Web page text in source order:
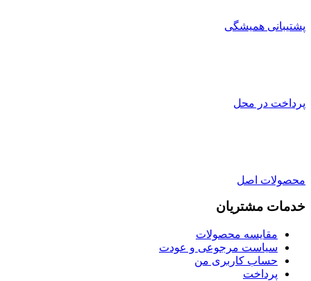
پشتیبانی همیشگی
پرداخت در محل
محصولات اصل
خدمات مشتریان
مقایسه محصولات
سیاست مرجوعی و عودت
حساب کاربری من
پرداخت